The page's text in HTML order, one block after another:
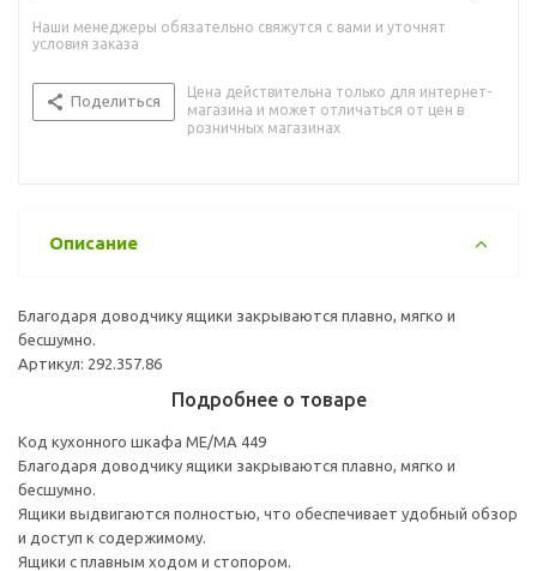
Наши менеджеры обязательно свяжутся с вами и уточнят
условия заказа
Поделиться
Цена действительна только для интернет-
магазина и может отличаться от цен в
розничных магазинах
Описание
Благодаря доводчику ящики закрываются плавно, мягко и
бесшумно.
Артикул: 292.357.86
Подробнее о товаре
Код кухонного шкафа ME/MA 449
Благодаря доводчику ящики закрываются плавно, мягко и
бесшумно.
Ящики выдвигаются полностью, что обеспечивает удобный обзор
и доступ к содержимому.
Ящики с плавным ходом и стопором.